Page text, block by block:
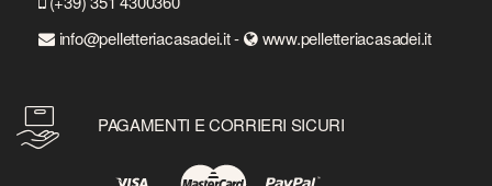
info@pelletteriacasadei.it -
www.pelletteriacasadei.it
PAGAMENTI E CORRIERI SICURI